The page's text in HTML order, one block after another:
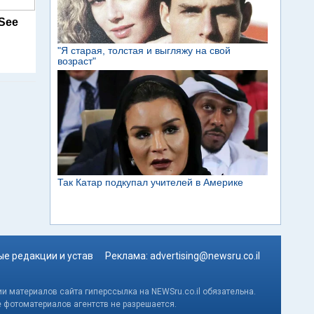
редакции и устав Реклама: advertising@newsru.co.il
сайта гиперссылка на NEWSru.co.il обязательна.
агентств не разрешается.